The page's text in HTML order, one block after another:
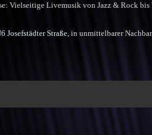
Vielseitige Livemusik von Jazz & Rock
Josefstädter Straße , in unmittelbarer